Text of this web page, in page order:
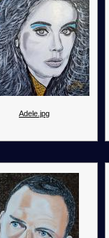
Adele.jpg